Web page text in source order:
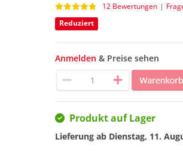
12 Bewertungen |
Reduziert
Anmelden & Preise sehen
Produkt auf Lager
Lieferung ab Dienstag, 11.